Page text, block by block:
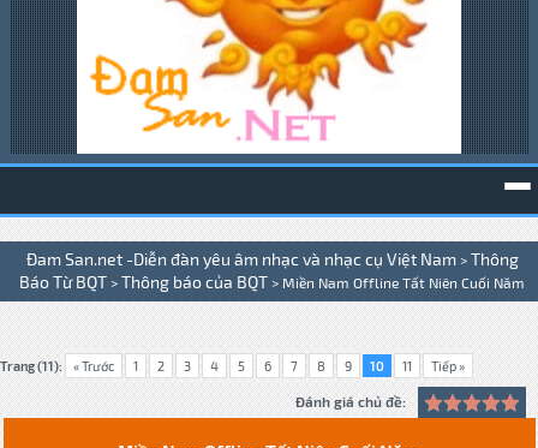
Đam San.net -Diễn đàn yêu âm nhạc và nhạc cụ Việt Nam > Thông
Báo Từ BQT > Thông báo của BQT > Miền Nam Offline Tất Niên Cuối Năm
Trang (11): « Trước 1 2 3 4 5 6 7 8 9 10 11 Tiếp »
Đánh giá chủ đề: